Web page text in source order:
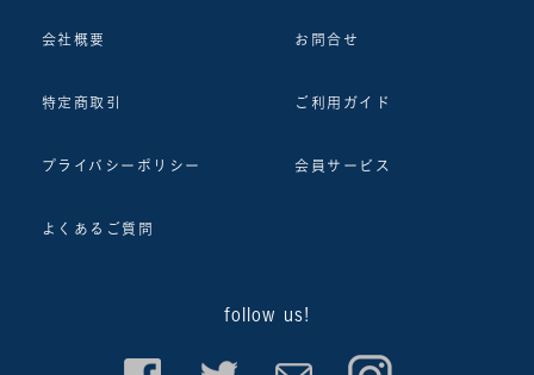
会社概要 お問合せ
特定商取引 ご利用ガイド
プライバシーポリシー 会員サービス
よくあるご質問
follow us!